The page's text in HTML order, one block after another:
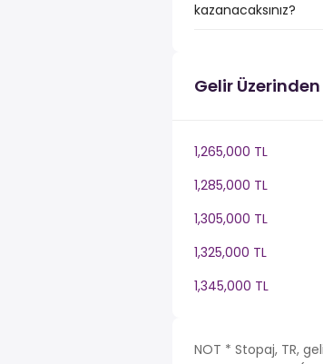
kazanacaksınız?
Gelir
1,265,000 TL
1,285,000 TL
1,305,000 TL
1,325,000 TL
1,345,000 TL
NOT * Stopaj, TR,